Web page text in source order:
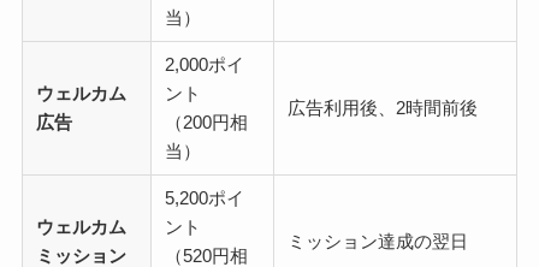
当）
ウェルカム
広告
2,000ポイ
ント
（200円相
当）
広告利用後、2時間前後
ウェルカム
ミッション
5,200ポイ
ント
（520円相
ミッション達成の翌日